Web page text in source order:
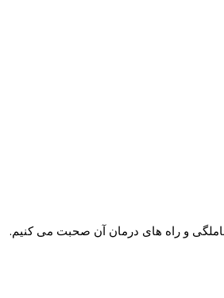
و راه های درمان آن صحبت می کنیم.